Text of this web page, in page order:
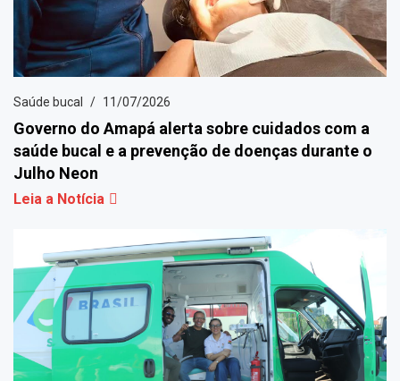
Saúde bucal 11/07/2026
Governo do Amapá alerta sobre cuidados com a
saúde bucal e a prevenção de doenças durante o
Julho Neon
Leia a Notícia